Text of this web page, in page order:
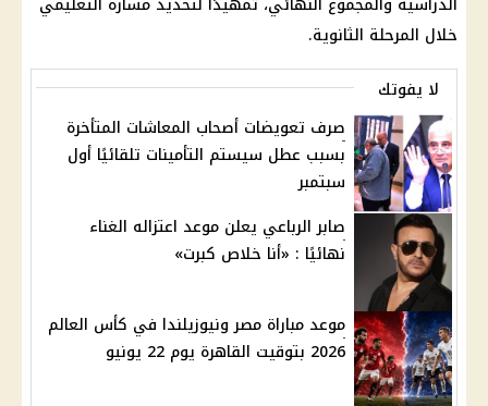
خلال المرحلة الثانوية.
لا يفوتك
صرف تعويضات أصحاب المعاشات المتأخرة
بسبب عطل سيستم التأمينات تلقائيًا أول
سبتمبر
صابر الرباعي يعلن موعد اعتزاله الغناء
نهائيًا : «أنا خلاص كبرت»
موعد مباراة مصر ونيوزيلندا في كأس العالم
2026 بتوقيت القاهرة يوم 22 يونيو